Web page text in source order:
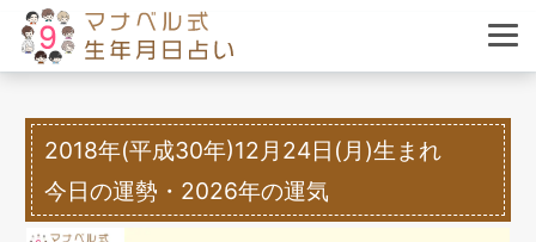
2018年(平成30年)12月24日(月)生まれ
今日の運勢・2026年の運気